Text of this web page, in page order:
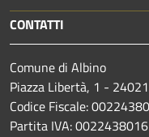
CONTATTI
Comune di Albino
Piazza Libertà, 1 -
Codice Fiscale:
Partita IVA: